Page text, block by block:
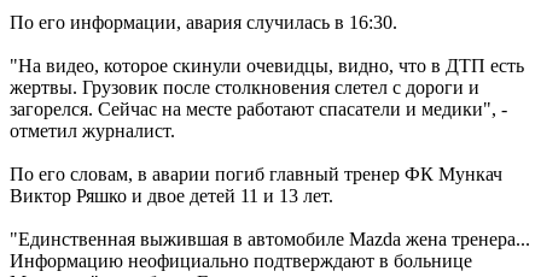
По его информации, авария случилась в 16:30.
"На видео, которое скинули очевидцы, видно, что в ДТП есть
жертвы. Грузовик после столкновения слетел с дороги и
загорелся. Сейчас на месте работают спасатели и медики", -
отметил журналист.
По его словам, в аварии погиб главный тренер ФК Мункач
Виктор Ряшко и двое детей 11 и 13 лет.
"Единственная выжившая в автомобиле Mazda жена тренера...
Информацию неофициально подтверждают в больнице